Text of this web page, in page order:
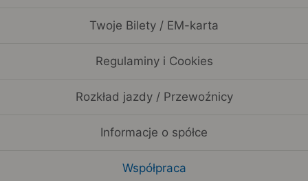
Twoje Bilety / EM-karta
Regulaminy i Cookies
Rozkład jazdy / Przewoźnicy
Informacje o spółce
Współpraca